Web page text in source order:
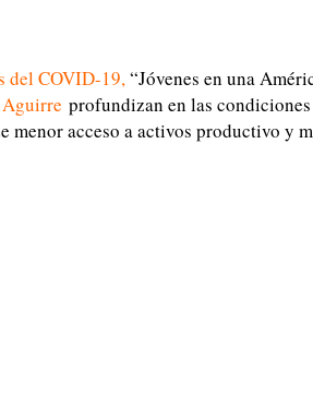
del COVID-19,“Jóvenes en una
profundizan en las
menor acceso a activos productivo y